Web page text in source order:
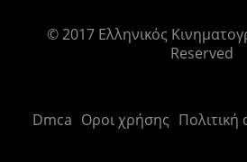
© 2017 Ελληνικός
Reserved
Dmca Οροι χρήσης